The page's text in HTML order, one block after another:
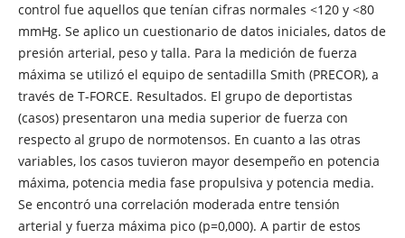
control fue aquellos que tenían cifras normales <120 y <80
mmHg. Se aplico un cuestionario de datos iniciales, datos de
presión arterial, peso y talla. Para la medición de fuerza
máxima se utilizó el equipo de sentadilla Smith (PRECOR), a
través de T-FORCE. Resultados. El grupo de deportistas
(casos) presentaron una media superior de fuerza con
respecto al grupo de normotensos. En cuanto a las otras
variables, los casos tuvieron mayor desempeño en potencia
máxima, potencia media fase propulsiva y potencia media.
Se encontró una correlación moderada entre tensión
arterial y fuerza máxima pico (p=0,000). A partir de estos